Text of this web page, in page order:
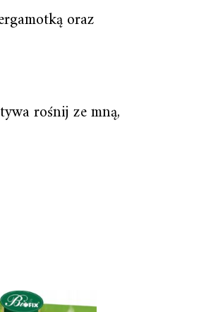
oraz
rośnij ze mną,